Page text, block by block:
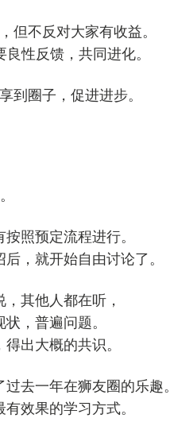
但不反对大家有收益。
性反馈，共同进化。
到圈子，促进进步。
照预定流程进行。
，就开始自由讨论了。
其他人都在听，
，普遍问题。
出大概的共识。
去一年在狮友圈的乐趣。
效果的学习方式。